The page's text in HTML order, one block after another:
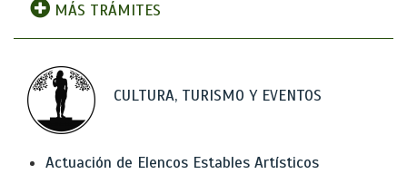
MÁS TRÁMITES
CULTURA, TURISMO Y EVENTOS
Actuación de Elencos Estables Artísticos